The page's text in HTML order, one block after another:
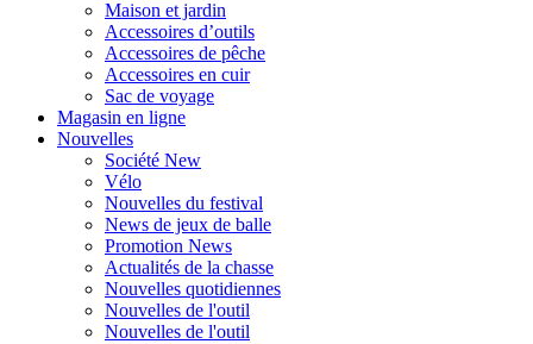
Maison et jardin
Accessoires d’outils
Accessoires de pêche
Accessoires en cuir
Sac de voyage
Magasin en ligne
Nouvelles
Société New
Vélo
Nouvelles du festival
News de jeux de balle
Promotion News
Actualités de la chasse
Nouvelles quotidiennes
Nouvelles de l'outil
Nouvelles de l'outil